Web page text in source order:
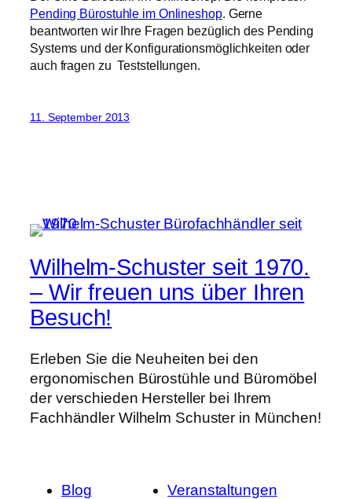
Pending Bürostuhle im Onlineshop. Gerne
beantworten wir Ihre Fragen bezüglich des Pending
Systems und der Konfigurationsmöglichkeiten oder
auch fragen zu Teststellungen.
11. September 2013
Wilhelm-Schuster seit 1970.
– Wir freuen uns über Ihren
Besuch!
Erleben Sie die Neuheiten bei den
ergonomischen Bürostühle und Büromöbel
der verschieden Hersteller bei Ihrem
Fachhändler Wilhelm Schuster in München!
Blog
Veranstaltungen